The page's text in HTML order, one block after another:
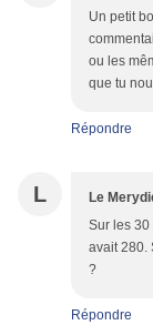
Un petit
ou les
que tu
Répondre
L Le
Sur les 30
avait 280.
?
Répondre